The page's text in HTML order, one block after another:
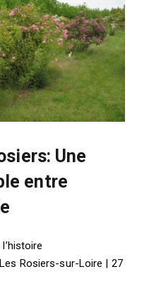
Une
entre
Rosiers-sur-Loire | 27